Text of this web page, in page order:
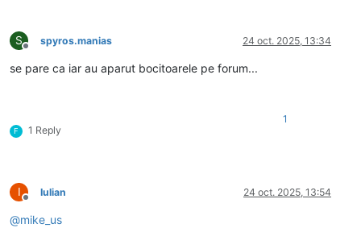
S
Deconectat
spyros.manias 24 oct. 2025, 13:34
se pare ca iar au aparut bocitoarele pe forum...
F 1 Reply
1
I
Deconectat
Iulian 24 oct. 2025, 13:54
@mike_us